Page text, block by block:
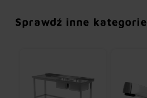
Sprawdź inne kategorie